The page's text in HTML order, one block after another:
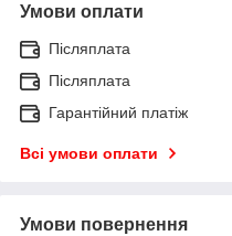
Умови оплати
Післяплата
Післяплата
Гарантійний платіж
Всі умови оплати
Умови повернення